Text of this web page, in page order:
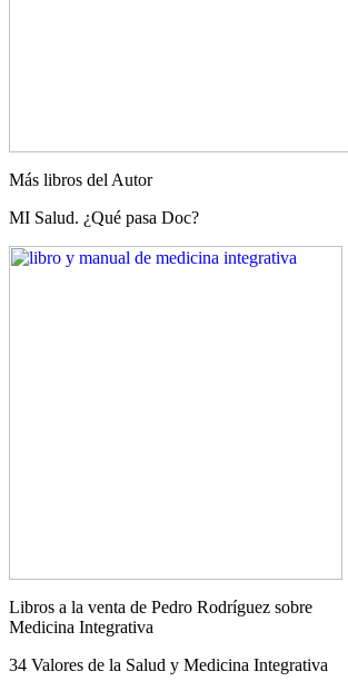
Más libros del Autor
MI Salud. ¿Qué pasa Doc?
Libros a la venta de Pedro Rodríguez sobre
Medicina Integrativa
34 Valores de la Salud y Medicina Integrativa